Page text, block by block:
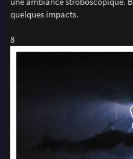
quelques impacts.
8